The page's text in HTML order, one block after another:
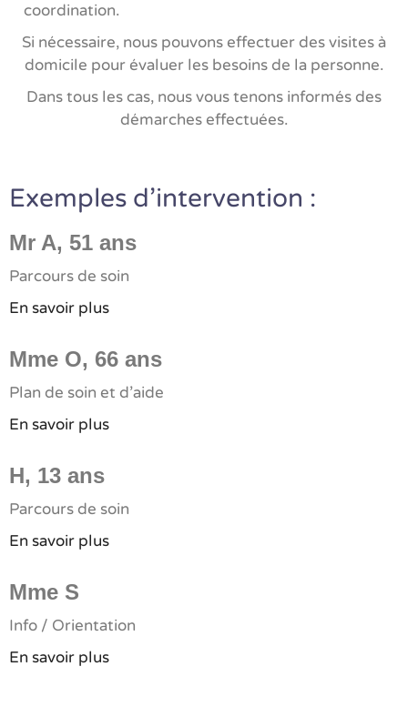
coordination.
Si nécessaire, nous pouvons effectuer des visites à
domicile pour évaluer les besoins de la personne.
Dans tous les cas, nous vous tenons informés des
démarches effectuées.
Exemples d'intervention :
Mr A, 51 ans
Parcours de soin
En savoir plus
Mme O, 66 ans
Plan de soin et d’aide
En savoir plus
H, 13 ans
Parcours de soin
En savoir plus
Mme S
Info / Orientation
En savoir plus